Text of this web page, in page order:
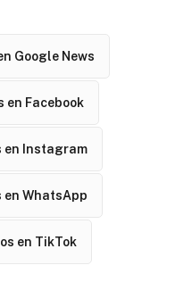
Google News
en Facebook
en Instagram
en WhatsApp
en TikTok